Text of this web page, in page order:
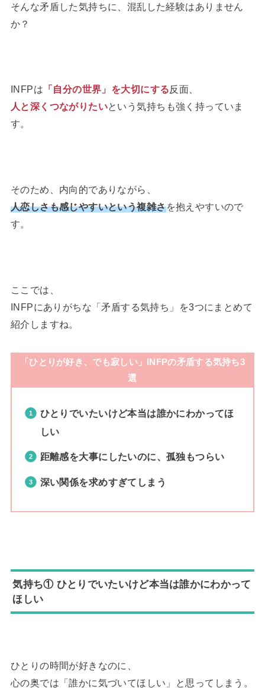
そんな矛盾した気持ちに、混乱した経験はありません
か？
INFPは 「自分の世界」を大切にする反面、
人と深くつながりたいという気持ちも強く持っていま
す。
そのため、内向的でありながら、
人恋しさも感じやすいという複雑さを抱えやすいので
す。
ここでは、
INFPにありがちな「矛盾する気持ち」を3つにまとめて
紹介しますね。
「ひとりが好き、でも寂しい」INFPの矛盾する気持ち3
選
ひとりでいたいけど本当は誰かにわかってほ
しい
距離感を大事にしたいのに、孤独もつらい
深い関係を求めすぎてしまう
気持ち① ひとりでいたいけど本当は誰かにわかって
ほしい
ひとりの時間が好きなのに、
心の奥では「誰かに気づいてほしい」と思ってしまう。